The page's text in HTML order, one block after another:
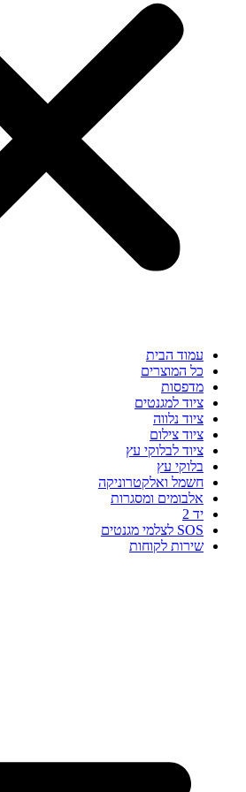
עמוד הבית
כל המוצרים
מדפסות
ציוד למגנטים
ציוד נלווה
ציוד צילום
ציוד לבלוקי עץ
בלוקי עץ
חשמל ואלקטרוניקה
אלבומים ומסגרות
יד 2
SOS לצלמי מגנטים
שירות לקוחות